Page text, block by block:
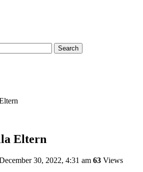
Search
Eltern
30, 2022, 4:31 am 63 Views